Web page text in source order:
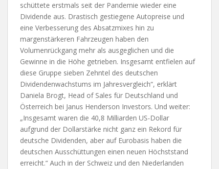
schüttete erstmals seit der Pandemie wieder eine
Dividende aus. Drastisch gestiegene Autopreise und
eine Verbesserung des Absatzmixes hin zu
margenstärkeren Fahrzeugen haben den
Volumenrückgang mehr als ausgeglichen und die
Gewinne in die Höhe getrieben. Insgesamt entfielen auf
diese Gruppe sieben Zehntel des deutschen
Dividendenwachstums im Jahresvergleich“, erklärt
Daniela Brogt, Head of Sales für Deutschland und
Österreich bei Janus Henderson Investors. Und weiter:
„Insgesamt waren die 40,8 Milliarden US-Dollar
aufgrund der Dollarstärke nicht ganz ein Rekord für
deutsche Dividenden, aber auf Eurobasis haben die
deutschen Ausschüttungen einen neuen Höchststand
erreicht.“ Auch in der Schweiz und den Niederlanden